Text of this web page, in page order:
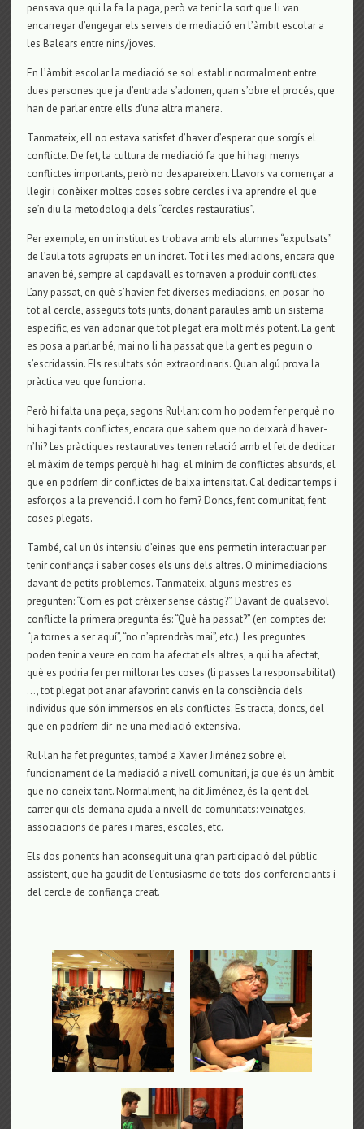
pensava que qui la fa la paga, però va tenir la sort que li van
encarregar d’engegar els serveis de mediació en l’àmbit escolar a
les Balears entre nins/joves.
En l’àmbit escolar la mediació se sol establir normalment entre
dues persones que ja d’entrada s’adonen, quan s’obre el procés, que
han de parlar entre ells d’una altra manera.
Tanmateix, ell no estava satisfet d’haver d’esperar que sorgís el
conflicte. De fet, la cultura de mediació fa que hi hagi menys
conflictes importants, però no desapareixen. Llavors va començar a
llegir i conèixer moltes coses sobre cercles i va aprendre el que
se’n diu la metodologia dels “cercles restauratius”.
Per exemple, en un institut es trobava amb els alumnes “expulsats”
de l’aula tots agrupats en un indret. Tot i les mediacions, encara que
anaven bé, sempre al capdavall es tornaven a produir conflictes.
L’any passat, en què s’havien fet diverses mediacions, en posar-ho
tot al cercle, asseguts tots junts, donant paraules amb un sistema
específic, es van adonar que tot plegat era molt més potent. La gent
es posa a parlar bé, mai no li ha passat que la gent es peguin o
s’escridassin. Els resultats són extraordinaris. Quan algú prova la
pràctica veu que funciona.
Però hi falta una peça, segons Rul·lan: com ho podem fer perquè no
hi hagi tants conflictes, encara que sabem que no deixarà d’haver-
n’hi? Les pràctiques restauratives tenen relació amb el fet de dedicar
el màxim de temps perquè hi hagi el mínim de conflictes absurds, el
que en podríem dir conflictes de baixa intensitat. Cal dedicar temps i
esforços a la prevenció. I com ho fem? Doncs, fent comunitat, fent
coses plegats.
També, cal un ús intensiu d’eines que ens permetin interactuar per
tenir confiança i saber coses els uns dels altres. O minimediacions
davant de petits problemes. Tanmateix, alguns mestres es
pregunten: “Com es pot créixer sense càstig?”. Davant de qualsevol
conflicte la primera pregunta és: “Què ha passat?” (en comptes de:
“ja tornes a ser aquí”, “no n’aprendràs mai”, etc.). Les preguntes
poden tenir a veure en com ha afectat els altres, a qui ha afectat,
què es podria fer per millorar les coses (li passes la responsabilitat)
…, tot plegat pot anar afavorint canvis en la consciència dels
individus que són immersos en els conflictes. Es tracta, doncs, del
que en podríem dir-ne una mediació extensiva.
Rul·lan ha fet preguntes, també a Xavier Jiménez sobre el
funcionament de la mediació a nivell comunitari, ja que és un àmbit
que no coneix tant. Normalment, ha dit Jiménez, és la gent del
carrer qui els demana ajuda a nivell de comunitats: veïnatges,
associacions de pares i mares, escoles, etc.
Els dos ponents han aconseguit una gran participació del públic
assistent, que ha gaudit de l’entusiasme de tots dos conferenciants i
del cercle de confiança creat.